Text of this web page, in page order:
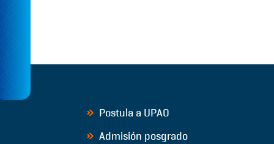
Postula a UPAO
Admisión posgrado